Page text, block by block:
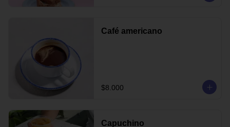
Café americano
$8.000
Capuchino